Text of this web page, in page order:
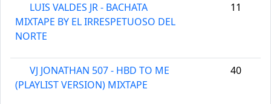
LUIS VALDES JR - BACHATA
MIXTAPE BY EL IRRESPETUOSO DEL
NORTE
11
VJ JONATHAN 507 - HBD TO ME
(PLAYLIST VERSION) MIXTAPE
40